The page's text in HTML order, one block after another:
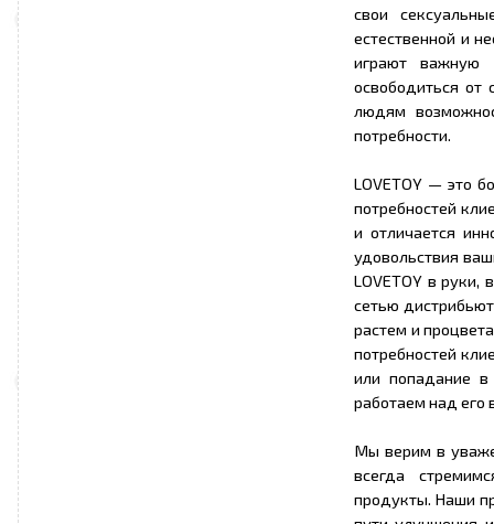
свои
естественной и
играют важную
освободиться от
людям
потребности.
LOVETOY — это
потребностей
и отличается
удовольствия
LOVETOY в руки,
сетью
растем и
потребностей
или попадание
работаем над его
Мы верим в
всегда
продукты. Наши